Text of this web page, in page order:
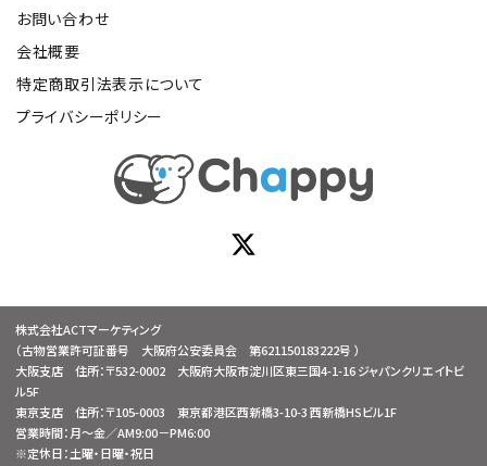
お問い合わせ
会社概要
特定商取引法表示について
プライバシーポリシー
株式会社ACTマーケティング
（古物営業許可証番号 大阪府公安委員会 第621150183222号 ）
大阪支店 住所：〒532-0002 大阪府大阪市淀川区東三国4-1-16 ジャパンクリエイトビ
ル5F
東京支店 住所：〒105-0003 東京都港区西新橋3-10-3 西新橋HSビル1F
営業時間：月～金／AM9:00－PM6:00
※定休日：土曜・日曜・祝日